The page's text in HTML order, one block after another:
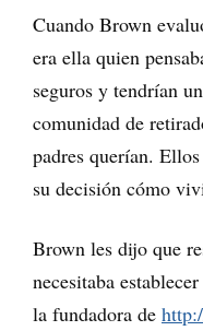
Cuando Brown
era ella quien
seguros y tendrían
comunidad de
padres querían.
su decisión cómo
Brown les dijo que
necesitaba
la fundadora de